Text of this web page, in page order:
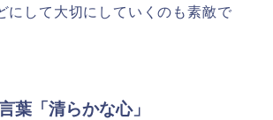
にして大切にしていくのも素敵で
葉「清らかな心」